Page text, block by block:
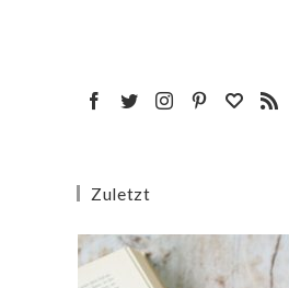
Zuletzt